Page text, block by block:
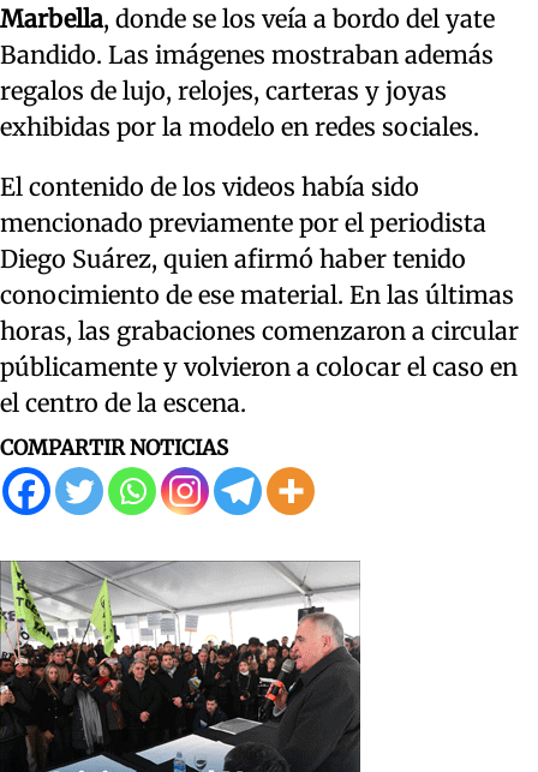
Marbella, donde se los veía a bordo del yate
Bandido. Las imágenes mostraban además
regalos de lujo, relojes, carteras y joyas
exhibidas por la modelo en redes sociales.
El contenido de los videos había sido
mencionado previamente por el periodista
Diego Suárez, quien afirmó haber tenido
conocimiento de ese material. En las últimas
horas, las grabaciones comenzaron a circular
públicamente y volvieron a colocar el caso en
el centro de la escena.
COMPARTIR NOTICIAS